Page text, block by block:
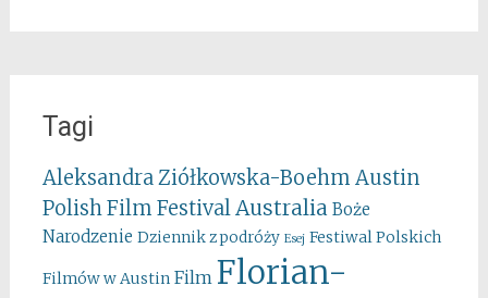
Tagi
Aleksandra Ziółkowska-Boehm Austin
Polish Film FestivalAustralia Boże
Narodzenie Dziennik z podróży Esej Festiwal Polskich
Filmów w Austin Film Florian-